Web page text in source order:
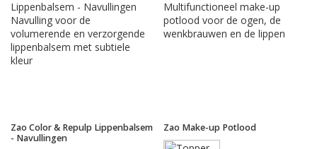
Zao Color & Repulp Lippenbalsem
- Navullingen
Zao Make-up Potlood